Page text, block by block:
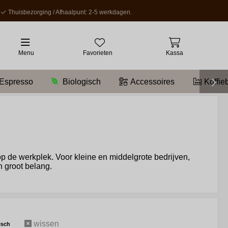
Thuisbezorging / Afhaalpunt: 2-5 werkdagen.
Menu Favorieten Kassa
Espresso Biologisch Accessoires
de werkplek. Voor kleine en middelgrote bedrijven,
groot belang.
smaakprofiel dat de meeste mensen aanspreekt,
alleen kosteneffectief, maar biedt ook de
het koffiezetten kan een groot verschil maken in de
wissen